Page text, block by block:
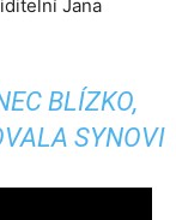
Jana
BLÍZKO,
SYNOVI